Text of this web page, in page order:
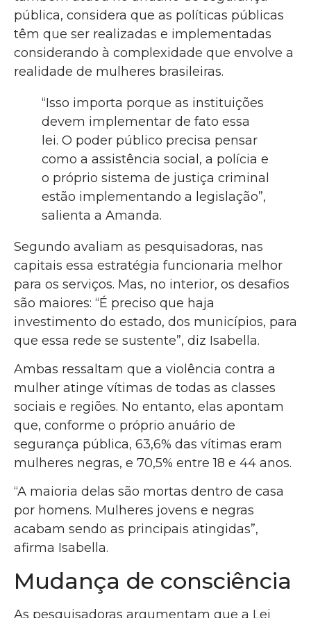
pública, considera que as políticas públicas
têm que ser realizadas e implementadas
considerando à complexidade que envolve a
realidade de mulheres brasileiras.
“Isso importa porque as instituições
devem implementar de fato essa
lei. O poder público precisa pensar
como a assistência social, a polícia e
o próprio sistema de justiça criminal
estão implementando a legislação”,
salienta a Amanda.
Segundo avaliam as pesquisadoras, nas
capitais essa estratégia funcionaria melhor
para os serviços. Mas, no interior, os desafios
são maiores: “É preciso que haja
investimento do estado, dos municípios, para
que essa rede se sustente”, diz Isabella.
Ambas ressaltam que a violência contra a
mulher atinge vítimas de todas as classes
sociais e regiões. No entanto, elas apontam
que, conforme o próprio anuário de
segurança pública, 63,6% das vítimas eram
mulheres negras, e 70,5% entre 18 e 44 anos.
“A maioria delas são mortas dentro de casa
por homens. Mulheres jovens e negras
acabam sendo as principais atingidas”,
afirma Isabella.
Mudança de consciência
As pesquisadoras argumentam que a Lei